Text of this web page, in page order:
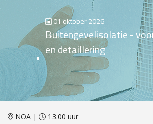
01 oktober 2026
Buitengevelisolatie -
en detaillering
NOA | 13.00 uur